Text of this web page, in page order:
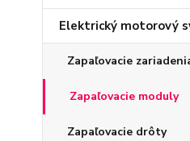
Elektrický motorový
Zapaľovacie
Zapaľovacie moduly
Zapaľovacie drôty